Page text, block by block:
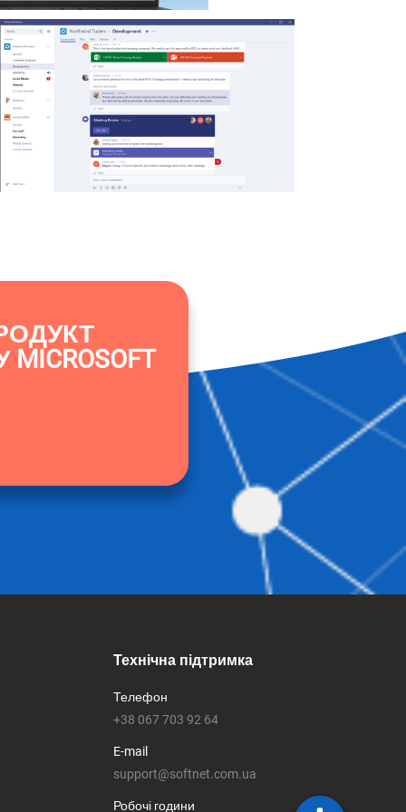
Технічна підтримка
Телефон
+38 067 703 92 64
E-mail
support@softnet.com.ua
Робочі години